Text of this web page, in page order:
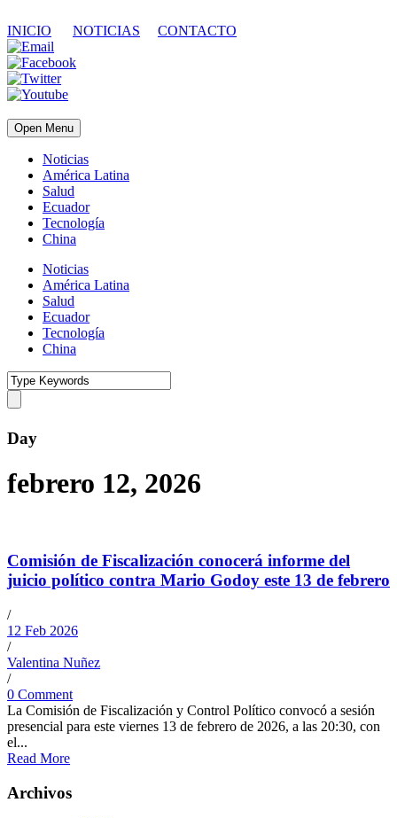
INICIO NOTICIAS CONTACTO
Open Menu
Noticias
América Latina
Salud
Ecuador
Tecnología
China
Noticias
América Latina
Salud
Ecuador
Tecnología
China
Day
febrero 12, 2026
Comisión de Fiscalización conocerá informe del
juicio político contra Mario Godoy este 13 de febrero
/
12 Feb 2026
/
Valentina Nuñez
/
0 Comment
La Comisión de Fiscalización y Control Político convocó a sesión
presencial para este viernes 13 de febrero de 2026, a las 20:30, con
el...
Read More
Archivos